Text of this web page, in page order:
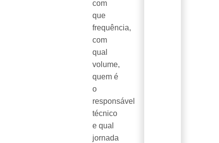
com
que
frequência,
com
qual
volume,
quem é
o
responsável
técnico
e qual
jornada